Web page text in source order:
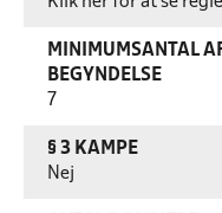
MINIMUMSANTAL
BEGYNDELSE
7
§ 3 KAMPE
Nej